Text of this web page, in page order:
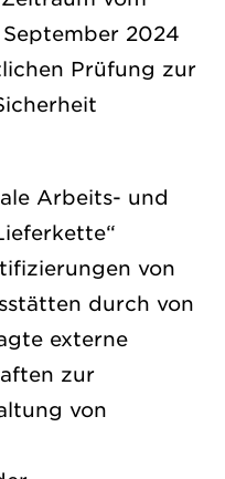
2024
Prüfung zur
Arbeits- und
von
durch von
externe
zur
von